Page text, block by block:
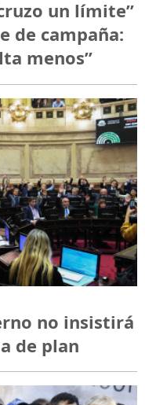
un límite”
de campaña:
menos”
no insistirá
de plan